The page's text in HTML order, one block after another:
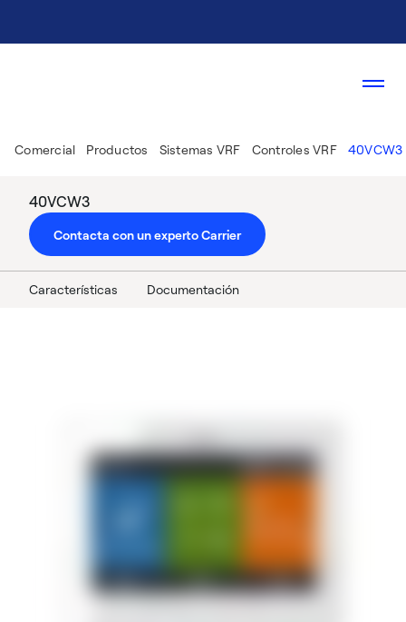
Comercial Productos Sistemas VRF Controles VRF 40VCW3
40VCW3
Contacta con un experto Carrier
Características Documentación